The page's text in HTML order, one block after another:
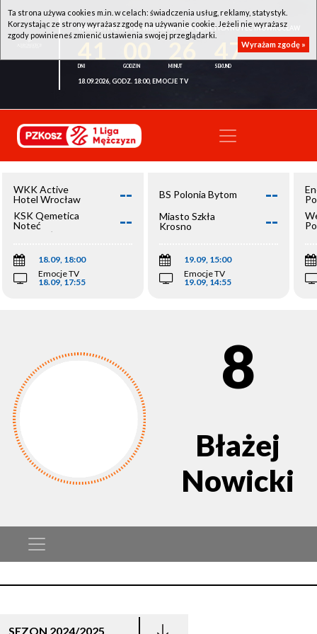
WKK ACTIVE HOTEL WROCŁAW - KSK QEMETICA NOTEĆ INOWROCŁAW
47
18.09.2026, GODZ. 18:00, EMOCJE TV
WKK Active
Hotel Wrocław
--
KSK Qemetica
Noteć
Inowrocław
--
18.09, 18:00
Emocje TV
18.09, 17:55
BS Polonia Bytom --
Miasto Szkła
Krosno
--
19.09, 15:00
Emocje TV
19.09, 14:55
8
Błażej
Nowicki
SEZON 2024/2025
Ta strona używa cookies m.in. w celach: świadczenia usług, reklamy, statystyk.
Korzystając ze strony wyrażasz zgodę na używanie cookie. Jeżeli nie wyrażasz
zgody powinieneś zmienić ustawienia swojej przeglądarki.
Wyrażam zgodę »